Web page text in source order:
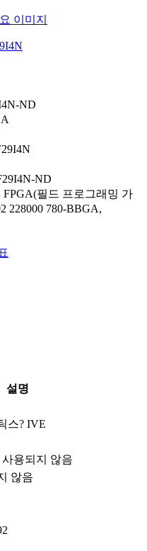
ND
ND
FPGA(필드 프로그래밍 가
228000 780-BBGA,
설명
스? IVE
용되지 않음
않음